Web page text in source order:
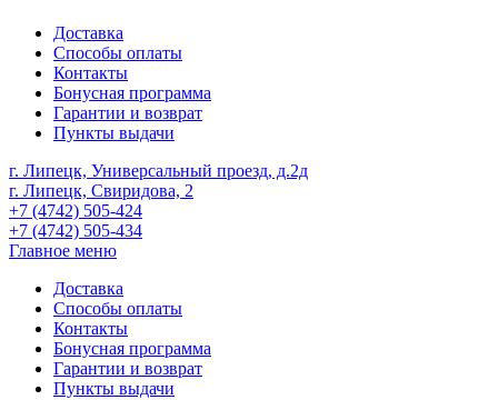
Доставка
Способы оплаты
Контакты
Бонусная программа
Гарантии и возврат
Пункты выдачи
г. Липецк, Универсальный проезд, д.2д
г. Липецк, Свиридова, 2
+7 (4742) 505-424
+7 (4742) 505-434
Главное меню
Доставка
Способы оплаты
Контакты
Бонусная программа
Гарантии и возврат
Пункты выдачи